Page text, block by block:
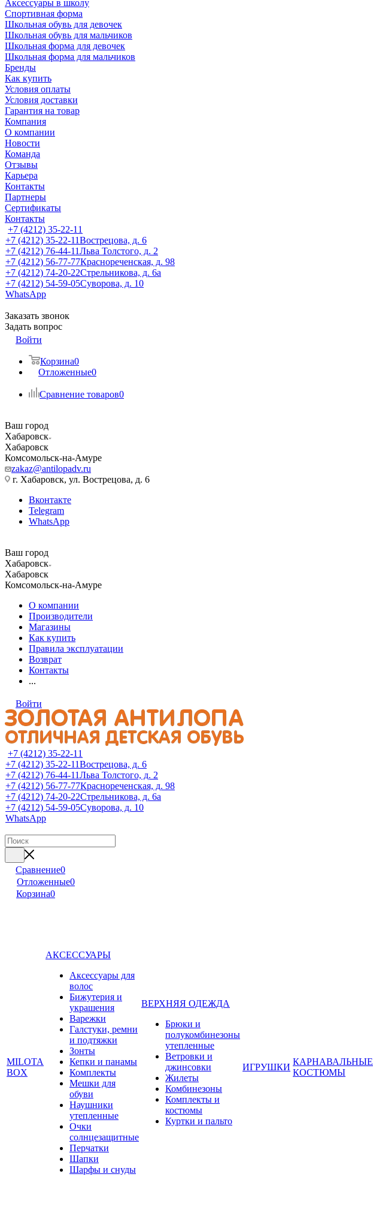
Аксессуары в школу
Спортивная форма
Школьная обувь для девочек
Школьная обувь для мальчиков
Школьная форма для девочек
Школьная форма для мальчиков
Бренды
Как купить
Условия оплаты
Условия доставки
Гарантия на товар
Компания
О компании
Новости
Команда
Отзывы
Карьера
Контакты
Партнеры
Сертификаты
Контакты
+7 (4212) 35-22-11
+7 (4212) 35-22-11Вострецова, д. 6
+7 (4212) 76-44-11Льва Толстого, д. 2
+7 (4212) 56-77-77Краснореченская, д. 98
+7 (4212) 74-20-22Стрельникова, д. 6а
+7 (4212) 54-59-05Суворова, д. 10
WhatsApp
Заказать звонок
Задать вопрос
Войти
Корзина0
Отложенные0
Сравнение товаров0
Ваш город
Хабаровск
Хабаровск
Комсомольск-на-Амуре
zakaz@antilopadv.ru
г. Хабаровск, ул. Вострецова, д. 6
Вконтакте
Telegram
WhatsApp
Ваш город
Хабаровск
Хабаровск
Комсомольск-на-Амуре
О компании
Производители
Магазины
Как купить
Правила эксплуатации
Возврат
Контакты
...
Войти
+7 (4212) 35-22-11
+7 (4212) 35-22-11Вострецова, д. 6
+7 (4212) 76-44-11Льва Толстого, д. 2
+7 (4212) 56-77-77Краснореченская, д. 98
+7 (4212) 74-20-22Стрельникова, д. 6а
+7 (4212) 54-59-05Суворова, д. 10
WhatsApp
Сравнение0
Отложенные0
Корзина0
MILOTA
BOX
АКСЕССУАРЫ
Аксессуары для
волос
Бижутерия и
украшения
Варежки
Галстуки, ремни
и подтяжки
Зонты
Кепки и панамы
Комплекты
Мешки для
обуви
Наушники
утепленные
Очки
солнцезащитные
Перчатки
Шапки
Шарфы и снуды
ВЕРХНЯЯ ОДЕЖДА
Брюки и
полукомбинезоны
утепленные
Ветровки и
джинсовки
Жилеты
Комбинезоны
Комплекты и
костюмы
Куртки и пальто
ИГРУШКИ
КАРНАВАЛЬНЫЕ
КОСТЮМЫ